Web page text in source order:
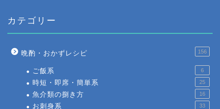
カテゴリー
晩酌・おかずレシピ 156
ご飯系 6
時短・即席・簡単系 25
魚介類の捌き方 16
お刺身系 33